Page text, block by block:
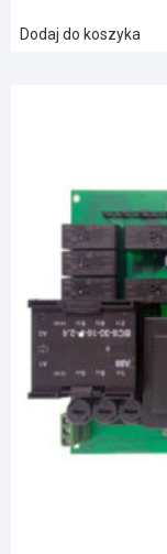
Dodaj do koszyka